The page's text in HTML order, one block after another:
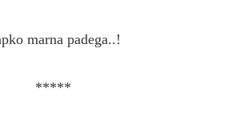
marna padega..!
*****